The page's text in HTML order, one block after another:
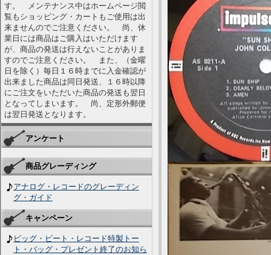
す。 メンテナンス中はホームページ閲
覧もショッピング・カートもご使用は出
来ませんのでご注意ください。 尚、休
業日には商品はご購入はいただけます
が、商品の発送は行えないことがありま
すのでご注意ください。 また、（金曜
日を除く）毎日１６時までに入金確認が
出来ました商品は同日発送、１６時以降
にご注文をいただいた商品の発送も翌日
となってしまいます。 尚、定形外郵便
は翌日発送となります。
アンケート
商品グレーディング
アナログ・レコードのグレーディン
グ・ガイド
キャンペーン
ビッグ・ビート・レコード特製トー
ト・バッグ・プレゼント終了のお知ら